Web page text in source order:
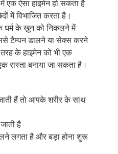
ऐसा हाइमेन हो सकता है
में विभाजित करता है।
धर्म के ख़ून को निकलने में
टैम्पन डालने या सेक्स करने
के हाइमेन को भी एक
रास्ता बनाया जा सकता है।
हैं तो आपके शरीर के साथ
है
लगता है और बड़ा होना शुरू